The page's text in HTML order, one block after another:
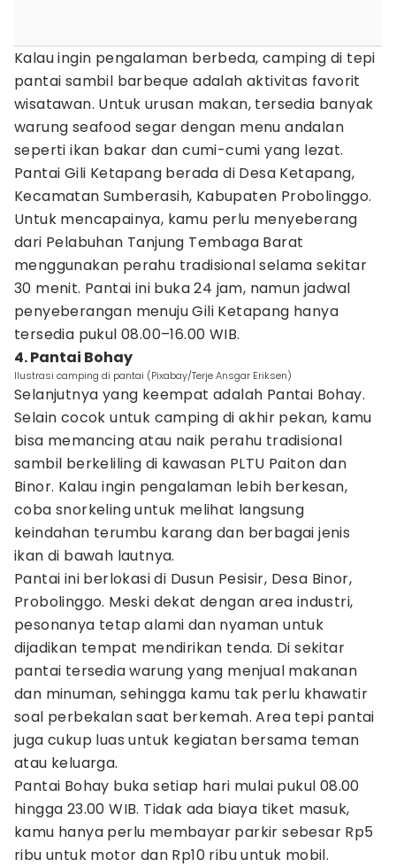
Kalau ingin pengalaman berbeda, camping di tepi
pantai sambil barbeque adalah aktivitas favorit
wisatawan. Untuk urusan makan, tersedia banyak
warung seafood segar dengan menu andalan
seperti ikan bakar dan cumi-cumi yang lezat.
Pantai Gili Ketapang berada di Desa Ketapang,
Kecamatan Sumberasih, Kabupaten Probolinggo.
Untuk mencapainya, kamu perlu menyeberang
dari Pelabuhan Tanjung Tembaga Barat
menggunakan perahu tradisional selama sekitar
30 menit. Pantai ini buka 24 jam, namun jadwal
penyeberangan menuju Gili Ketapang hanya
tersedia pukul 08.00–16.00 WIB.
4. Pantai Bohay
Ilustrasi camping di pantai (Pixabay/Terje Ansgar Eriksen)
Selanjutnya yang keempat adalah Pantai Bohay.
Selain cocok untuk camping di akhir pekan, kamu
bisa memancing atau naik perahu tradisional
sambil berkeliling di kawasan PLTU Paiton dan
Binor. Kalau ingin pengalaman lebih berkesan,
coba snorkeling untuk melihat langsung
keindahan terumbu karang dan berbagai jenis
ikan di bawah lautnya.
Pantai ini berlokasi di Dusun Pesisir, Desa Binor,
Probolinggo. Meski dekat dengan area industri,
pesonanya tetap alami dan nyaman untuk
dijadikan tempat mendirikan tenda. Di sekitar
pantai tersedia warung yang menjual makanan
dan minuman, sehingga kamu tak perlu khawatir
soal perbekalan saat berkemah. Area tepi pantai
juga cukup luas untuk kegiatan bersama teman
atau keluarga.
Pantai Bohay buka setiap hari mulai pukul 08.00
hingga 23.00 WIB. Tidak ada biaya tiket masuk,
kamu hanya perlu membayar parkir sebesar Rp5
ribu untuk motor dan Rp10 ribu untuk mobil.